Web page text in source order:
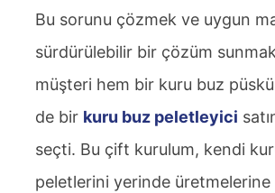
Bu sorunu çözmek ve uygun
sürdürülebilir bir çözüm
müşteri hem bir kuru buz
de bir kuru buz peletleyici
seçti. Bu çift kurulum, kendi
peletlerini yerinde üretmelerine